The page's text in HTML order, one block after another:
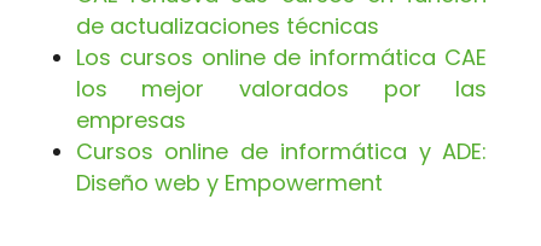
de actualizaciones técnicas
Los cursos online de informática CAE
los mejor valorados por las
empresas
Cursos online de informática y ADE:
Diseño web y Empowerment